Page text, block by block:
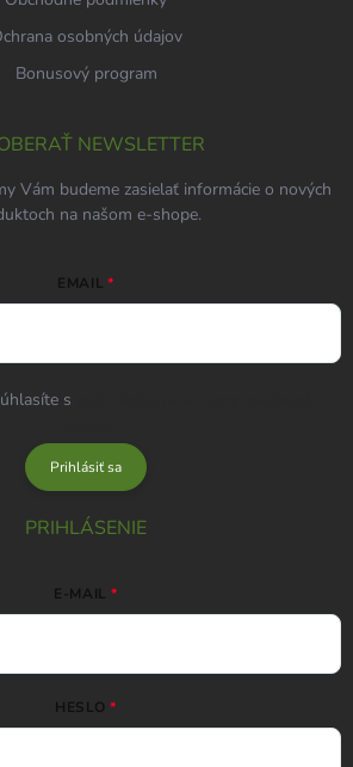
osobných údajov
Bonusový program
NEWSLETTER
Vám budeme zasielať informácie o nových
na našom e-shope.
EMAIL
s
Prihlásiť sa
PRIHLÁSENIE
E-MAIL
HESLO